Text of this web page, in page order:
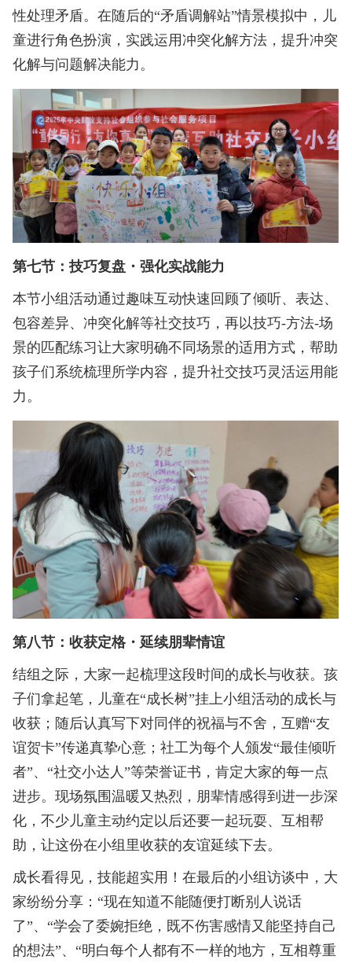
性处理矛盾。在随后的“矛盾调解站”情景模拟中，儿
童进行角色扮演，实践运用冲突化解方法，提升冲突
化解与问题解决能力。
第七节：技巧复盘・强化实战能力
本节小组活动通过趣味互动快速回顾了倾听、表达、
包容差异、冲突化解等社交技巧，再以技巧-方法-场
景的匹配练习让大家明确不同场景的适用方式，帮助
孩子们系统梳理所学内容，提升社交技巧灵活运用能
力。
第八节：收获定格・延续朋辈情谊
结组之际，大家一起梳理这段时间的成长与收获。孩
子们拿起笔，儿童在“成长树”挂上小组活动的成长与
收获；随后认真写下对同伴的祝福与不舍，互赠“友
谊贺卡”传递真挚心意；社工为每个人颁发“最佳倾听
者”、“社交小达人”等荣誉证书，肯定大家的每一点
进步。现场氛围温暖又热烈，朋辈情感得到进一步深
化，不少儿童主动约定以后还要一起玩耍、互相帮
助，让这份在小组里收获的友谊延续下去。
成长看得见，技能超实用！在最后的小组访谈中，大
家纷纷分享：“现在知道不能随便打断别人说话
了”、“学会了委婉拒绝，既不伤害感情又能坚持自己
的想法”、“明白每个人都有不一样的地方，互相尊重